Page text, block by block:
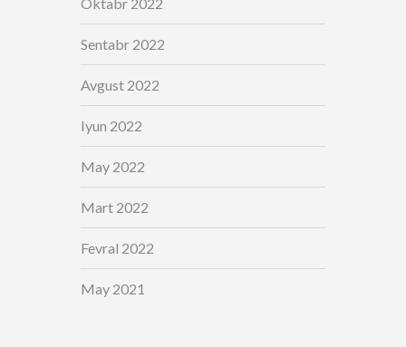
Sentabr 2022
Avgust 2022
Iyun 2022
May 2022
Mart 2022
Fevral 2022
May 2021